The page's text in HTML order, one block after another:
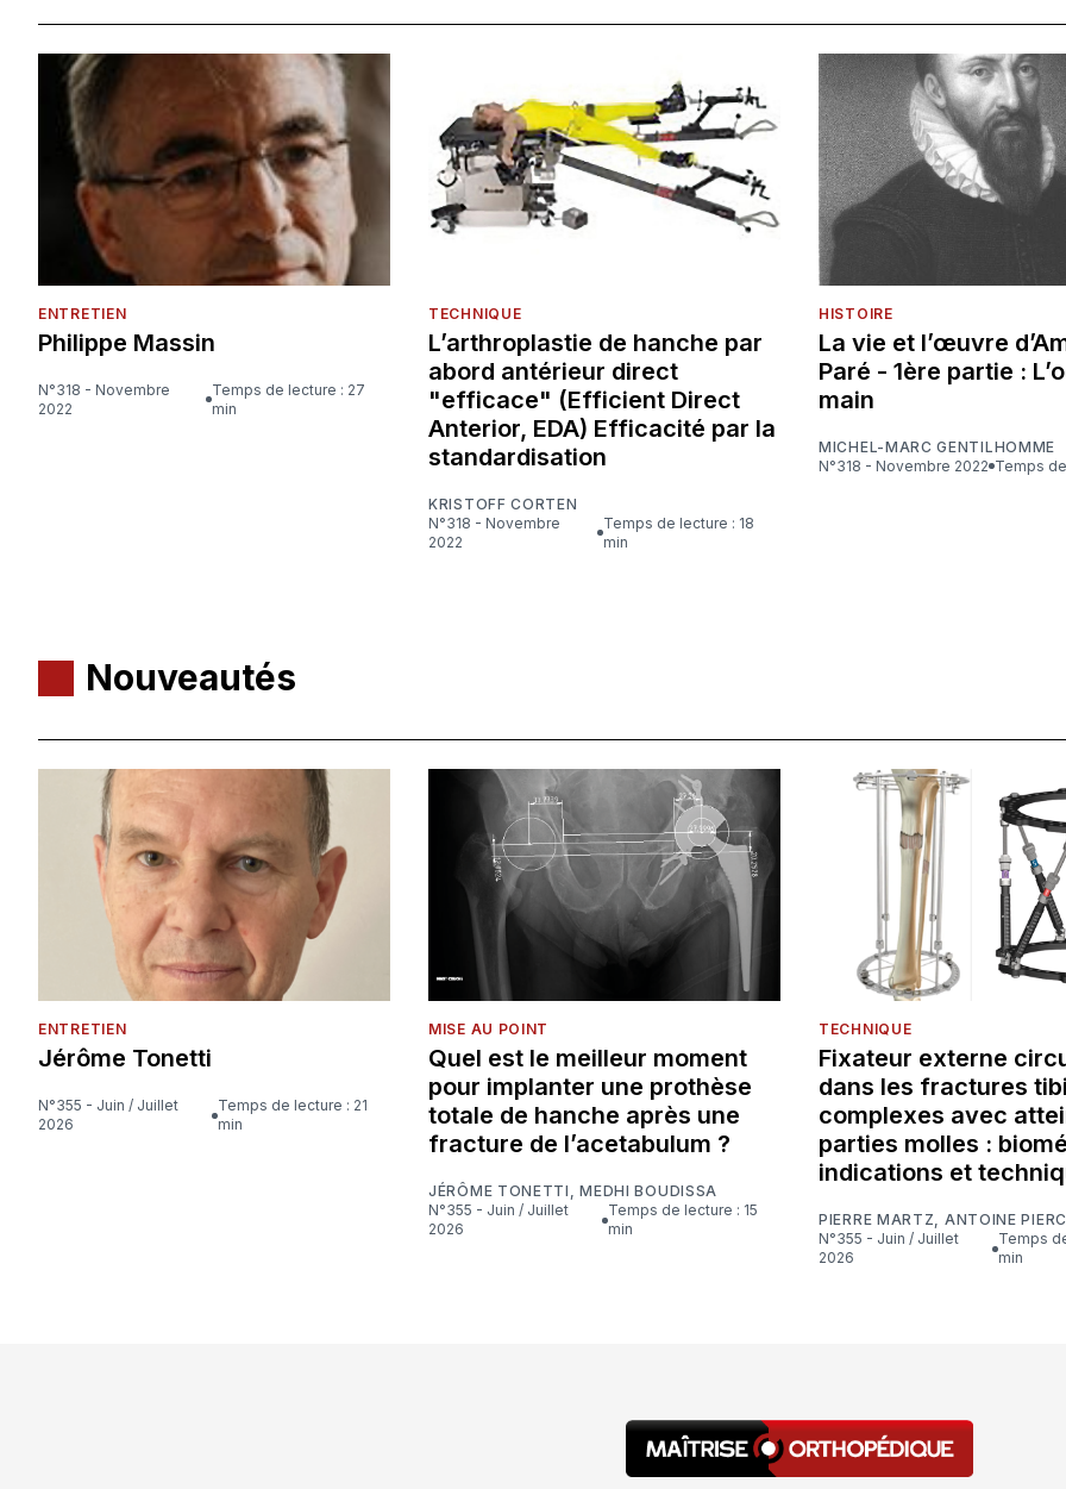
ENTRETIEN
Philippe Massin
N°318 - Novembre
2022
Temps de lecture : 27
min
TECHNIQUE
L’arthroplastie de hanche par
abord antérieur direct
"efficace" (Efficient Direct
Anterior, EDA) Efficacité par la
standardisation
KRISTOFF CORTEN
N°318 - Novembre
2022
Temps de lecture : 18
min
HISTOIRE
La vie et l’œuvre
Paré - 1ère partie :
main
MICHEL-MARC GENTILHOMME
N°318 - Novembre 2022
Temps
Nouveautés
ENTRETIEN
Jérôme Tonetti
N°355 - Juin / Juillet
2026
Temps de lecture : 21
min
MISE AU POINT
Quel est le meilleur moment
pour implanter une prothèse
totale de hanche après une
fracture de l’acetabulum ?
JÉRÔME TONETTI ,MEDHI BOUDISSA
N°355 - Juin / Juillet
2026
Temps de lecture : 15
min
TECHNIQUE
Fixateur externe
dans les fractures
complexes avec
parties molles :
indications et
PIERRE MARTZ, ANTOINE
N°355 - Juin / Juillet
2026
Temps de lecture : 16
min